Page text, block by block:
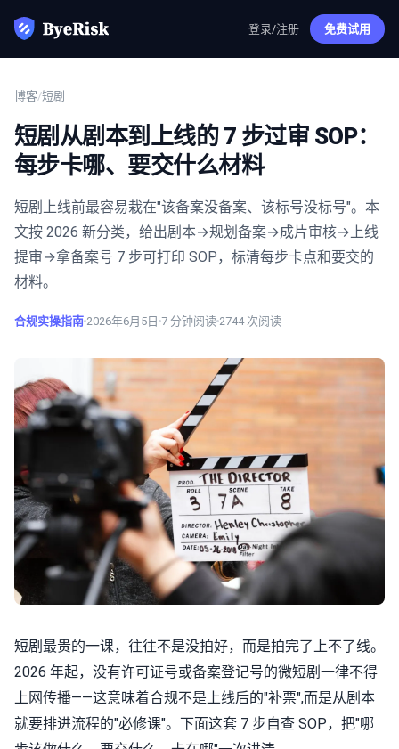
登录/注册 免费试用
博客/短剧
短剧从剧本到上线的 7 步过审 SOP：
每步卡哪、要交什么材料
短剧上线前最容易栽在"该备案没备案、该标号没标号"。本
文按 2026 新分类，给出剧本→规划备案→成片审核→上线
提审→拿备案号 7 步可打印 SOP，标清每步卡点和要交的
材料。
合规实操指南 2026年6月5日 7 分钟阅读 2744次阅读
短剧最贵的一课，往往不是没拍好，而是拍完了上不了线。
2026 年起，没有许可证号或备案登记号的微短剧一律不得
上网传播——这意味着合规不是上线后的"补票",而是从剧本
就要排进流程的"必修课"。下面这套 7 步自查 SOP，把"哪